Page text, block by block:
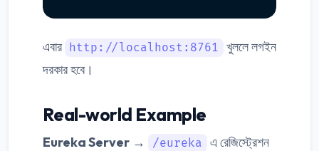
এবার http://localhost:8761 খুললে লগইন
দরকার হবে।
Real-world Example
Eureka Server → /eureka এ রেজিস্ট্রেশন